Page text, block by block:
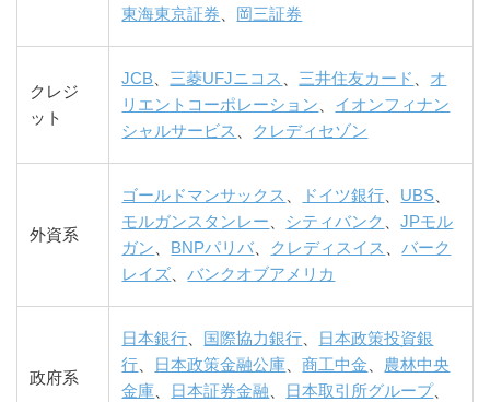
東海東京証券 岡三証券
クレジ
ット
JCB 三菱UFJニコス 三井住友カード
オ
リエントコーポレーション
イオンフィナン
シャルサービス
クレディセゾン
外資系
ゴールドマンサックス ドイツ銀行 UBS
モルガンスタンレー
シティバンク 、JPモル
ガン
BNPパリバ、 クレディスイス 、バーク
レイズ 、バンクオブアメリカ
政府系
日本銀行 国際協力銀行
日本政策投資銀
行
日本政策金融公庫 、商工中金
農林中央
金庫
日本証券金融 日本取引所グループ、